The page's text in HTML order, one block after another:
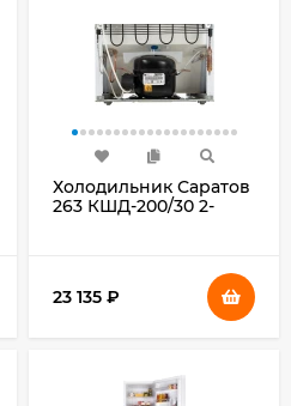
Холодильник Саратов
263 КШД-200/30 2-
23 135 ₽